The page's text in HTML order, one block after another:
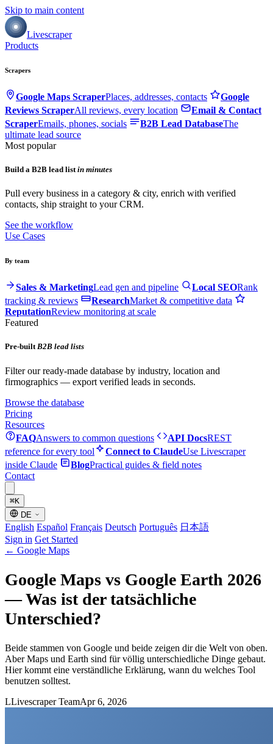
Skip to main content
Livescraper
Products
Scrapers
Google Maps ScraperPlaces, addresses, contacts
Google
Reviews ScraperAll reviews, every location
Email & Contact
ScraperEmails, phones, socials B2B Lead DatabaseThe
ultimate lead source
Most popular
Build a B2B lead listin minutes
Pull every business in a category & city, enrich with verified
contacts, ship straight to your CRM.
See the workflow
Use Cases
By team
Sales & MarketingLead gen and pipeline Local SEORank
tracking & reviews
ResearchMarket & competitive data
ReputationReview monitoring at scale
Featured
Pre-builtB2B lead lists
Filter our ready-made database by industry, location and
firmographics — export verified leads in seconds.
Browse the database
Pricing
Resources
FAQAnswers to common questions API DocsREST
reference for every tool
Connect to ClaudeUse Livescraper
inside Claude
BlogPractical guides & field notes
Contact
⌘K
DE
English Español Français Deutsch Português 日本語
Sign in Get Started
← Google Maps
Google Maps vs Google Earth 2026
— Was ist der tatsächliche
Unterschied?
Beide stammen von Google und beide zeigen dir die Welt von oben.
Aber Maps und Earth sind für völlig unterschiedliche Dinge gebaut.
Hier kommt eine verständliche Erklärung, wann du welches Tool
benutzen solltest.
LLivescraper TeamApr 6, 2026